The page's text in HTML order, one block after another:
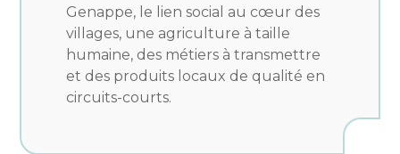
Genappe, le lien social au cœur des
villages, une agriculture à taille
humaine, des métiers à transmettre
et des produits locaux de qualité en
circuits-courts.